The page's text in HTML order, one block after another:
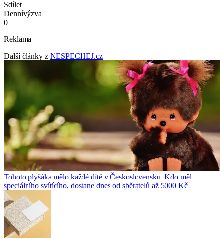
Sdílet
Dennívýzva
0
Reklama
Další články z NESPECHEJ.cz
Tohoto plyšáka mělo každé dítě v Československu. Kdo měl
speciálního svítícího, dostane dnes od sběratelů až 5000 Kč